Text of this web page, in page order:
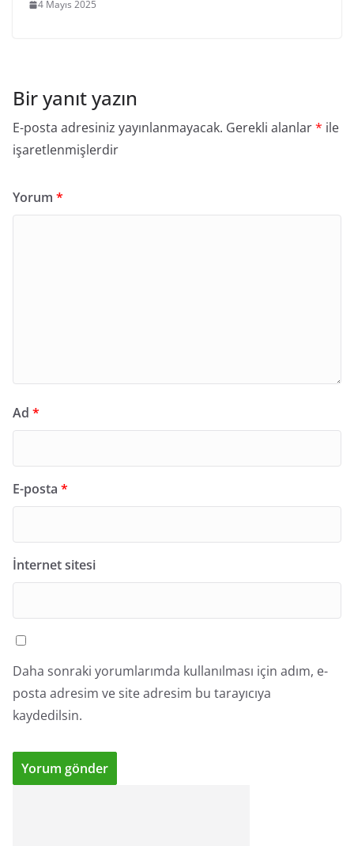
4 Mayıs 2025
Bir yanıt yazın
E-posta adresiniz yayınlanmayacak. Gerekli alanlar* ile
işaretlenmişlerdir
Yorum *
Ad *
E-posta *
İnternet sitesi
Daha sonraki yorumlarımda kullanılması için adım, e-
posta adresim ve site adresim bu tarayıcıya
kaydedilsin.